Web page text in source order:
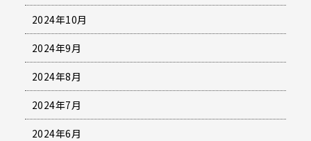
2024年10月
2024年9月
2024年8月
2024年7月
2024年6月